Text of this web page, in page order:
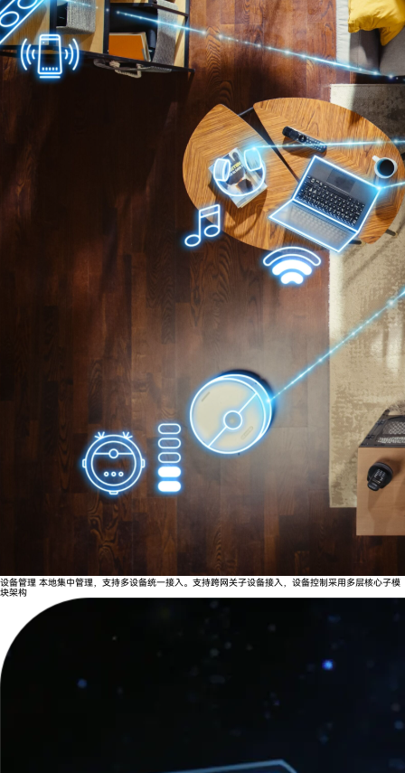
设备管理 本地集中管理，支持多设备统一接入。支持跨网关子设备接入，设备控制采用多层核心子模
块架构